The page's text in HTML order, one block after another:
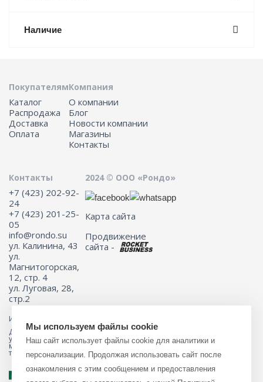
Наличие
Покупателям
Каталог
Распродажа
Доставка
Оплата
Компания
О компании
Блог
Новости компании
Магазины
Контакты
Контакты
+7 (423) 202-92-
24
+7 (423) 201-25-
05
info@rondo.su
ул. Калинина, 43
ул.
Магнитогорская,
12, стр. 4
ул. Луговая, 28,
стр.2
2024 © ООО «Рондо»
Карта сайта
Продвижение
сайта -
Информация на сайте не является публичной офертой.
Для получения подробной информации о наличии и стоимости
указанных товаров и (или) услуг, пожалуйста, обращайтесь к
менеджеру сайта с помощью специальной формы связи или по
телефону 8 (423) 201-25-05
Мы используем файлы cookie
Наш сайт использует файлы cookie для аналитики и
персонализации. Продолжая использовать сайт после
ознакомления с этим сообщением и предоставления